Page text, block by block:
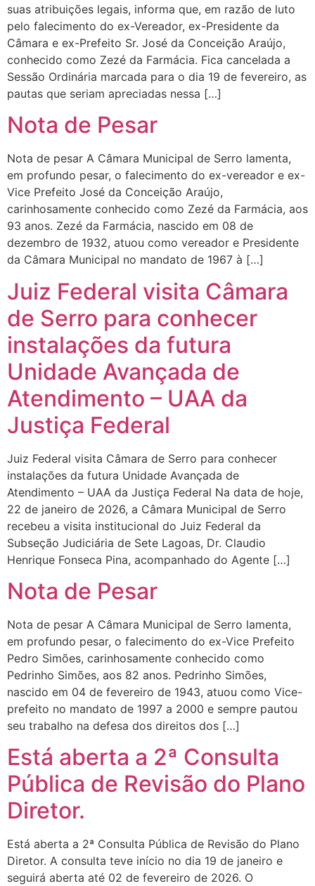
suas atribuições legais, informa que, em razão de luto
pelo falecimento do ex-Vereador, ex-Presidente da
Câmara e ex-Prefeito Sr. José da Conceição Araújo,
conhecido como Zezé da Farmácia. Fica cancelada a
Sessão Ordinária marcada para o dia 19 de fevereiro, as
pautas que seriam apreciadas nessa […]
Nota de Pesar
Nota de pesar A Câmara Municipal de Serro lamenta,
em profundo pesar, o falecimento do ex-vereador e ex-
Vice Prefeito José da Conceição Araújo,
carinhosamente conhecido como Zezé da Farmácia, aos
93 anos. Zezé da Farmácia, nascido em 08 de
dezembro de 1932, atuou como vereador e Presidente
da Câmara Municipal no mandato de 1967 à […]
Juiz Federal visita Câmara
de Serro para conhecer
instalações da futura
Unidade Avançada de
Atendimento – UAA da
Justiça Federal
Juiz Federal visita Câmara de Serro para conhecer
instalações da futura Unidade Avançada de
Atendimento – UAA da Justiça Federal Na data de hoje,
22 de janeiro de 2026, a Câmara Municipal de Serro
recebeu a visita institucional do Juiz Federal da
Subseção Judiciária de Sete Lagoas, Dr. Claudio
Henrique Fonseca Pina, acompanhado do Agente […]
Nota de Pesar
Nota de pesar A Câmara Municipal de Serro lamenta,
em profundo pesar, o falecimento do ex-Vice Prefeito
Pedro Simões, carinhosamente conhecido como
Pedrinho Simões, aos 82 anos. Pedrinho Simões,
nascido em 04 de fevereiro de 1943, atuou como Vice-
prefeito no mandato de 1997 a 2000 e sempre pautou
seu trabalho na defesa dos direitos dos […]
Está aberta a 2ª Consulta
Pública de Revisão do Plano
Diretor.
Está aberta a 2ª Consulta Pública de Revisão do Plano
Diretor. A consulta teve início no dia 19 de janeiro e
seguirá aberta até 02 de fevereiro de 2026. O